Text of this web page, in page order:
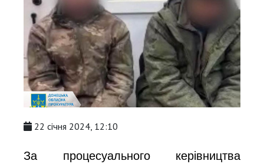
22 січня 2024, 12:10
За процесуального керівництва